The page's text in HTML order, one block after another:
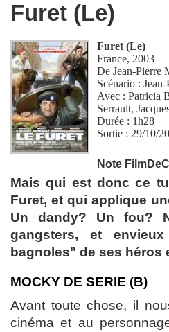
Furet (Le)
Furet (Le)
France, 2003
DeJean-Pierre
Scénario :
Avec :Patricia
Serrault,
Durée : 1h28
Sortie : 29/10/
Note
Mais qui est donc ce
Furet, et qui applique
Un dandy? Un fou?
gangsters, et
bagnoles" de ses
MOCKY DE SERIE (B)
Avant toute chose, il
cinéma et au